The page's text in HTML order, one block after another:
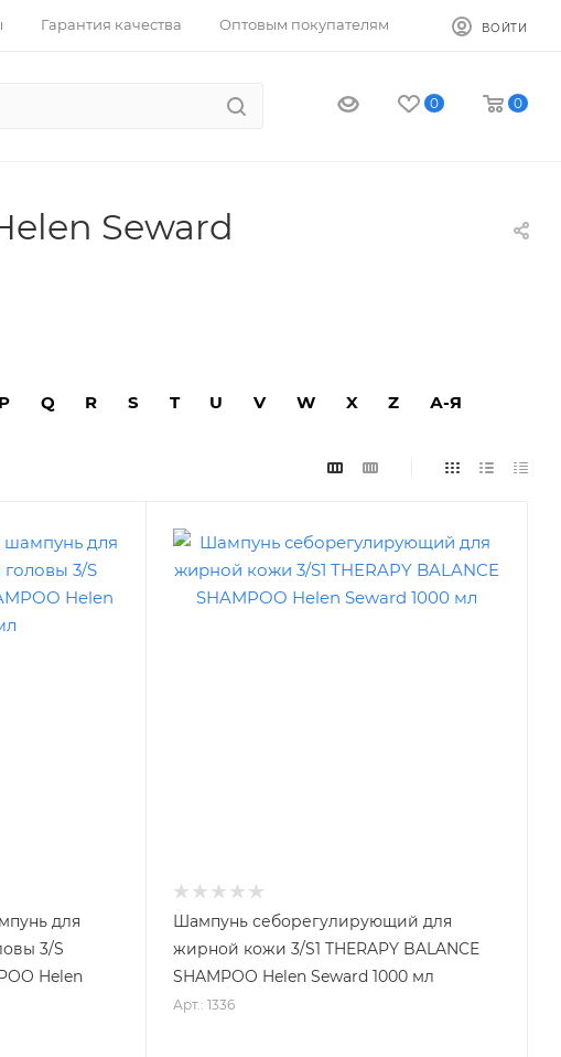
Гарантия качества Оптовым покупателям ВОЙТИ
0 0
Seward
P Q R S T U V W X Z А-Я
для
3/S
Helen
Шампунь себорегулирующий для
жирной кожи 3/S1 THERAPY BALANCE
SHAMPOO Helen Seward 1000 мл
Арт.: 1336